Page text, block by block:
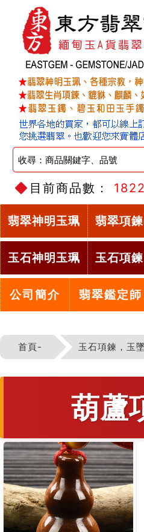
目前商品數：
翡翠神明玉珮 翡翠項
玉石神明玉珮 玉石項
公司簡介 翡翠鑑定師
首頁- 玉石項鍊，玉
葫蘆